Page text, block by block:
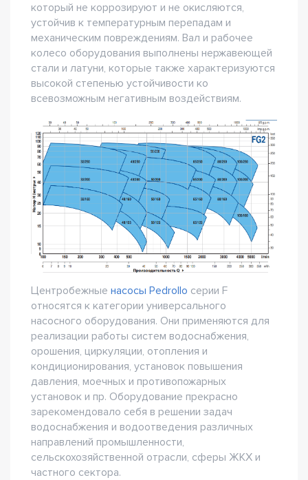
который не коррозируют и не окисляются,
устойчив к температурным перепадам и
механическим повреждениям. Вал и рабочее
колесо оборудования выполнены нержавеющей
стали и латуни, которые также характеризуются
высокой степенью устойчивости ко
всевозможным негативным воздействиям.
Центробежные насосы Pedrollo серии F
относятся к категории универсального
насосного оборудования. Они применяются для
реализации работы систем водоснабжения,
орошения, циркуляции, отопления и
кондиционирования, установок повышения
давления, моечных и противопожарных
установок и пр. Оборудование прекрасно
зарекомендовало себя в решении задач
водоснабжения и водоотведения различных
направлений промышленности,
сельскохозяйственной отрасли, сферы ЖКХ и
частного сектора.